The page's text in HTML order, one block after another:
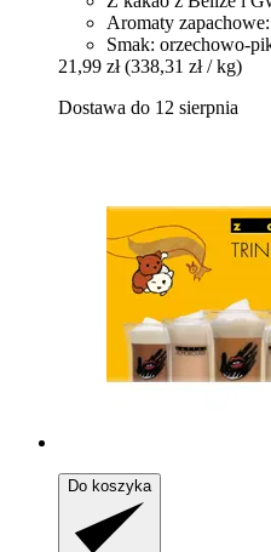
Aromaty
Smak: orzechowo-
21,99 zł (338,31 zł / kg)
Dostawa do 12 sierpnia
Do koszyka